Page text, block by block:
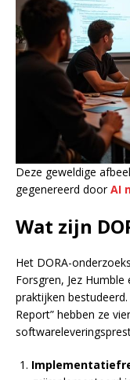
Deze geweldige
gegenereerd doorAI
Wat zijn
Het DORA-
Forsgren, Jez
praktijken
Report” hebben ze